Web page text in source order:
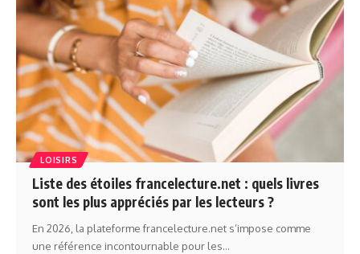
LOISIRS
Liste des étoiles francelecture.net : quels livres
sont les plus appréciés par les lecteurs ?
En 2026, la plateforme francelecture.net s’impose comme
une référence incontournable pour les…